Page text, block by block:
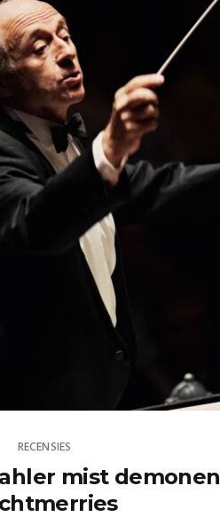
RECENSIES
mist